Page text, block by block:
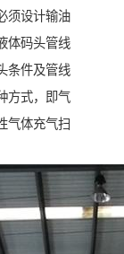
须设计输油
体码头管线
条件及管线
方式，即气
气体充气扫